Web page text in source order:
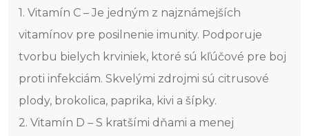
1. Vitamín C – Je jedným z najznámejších
vitamínov pre posilnenie imunity. Podporuje
tvorbu bielych krviniek, ktoré sú kľúčové pre boj
proti infekciám. Skvelými zdrojmi sú citrusové
plody, brokolica, paprika, kivi a šípky.
2. Vitamín D – S kratšími dňami a menej